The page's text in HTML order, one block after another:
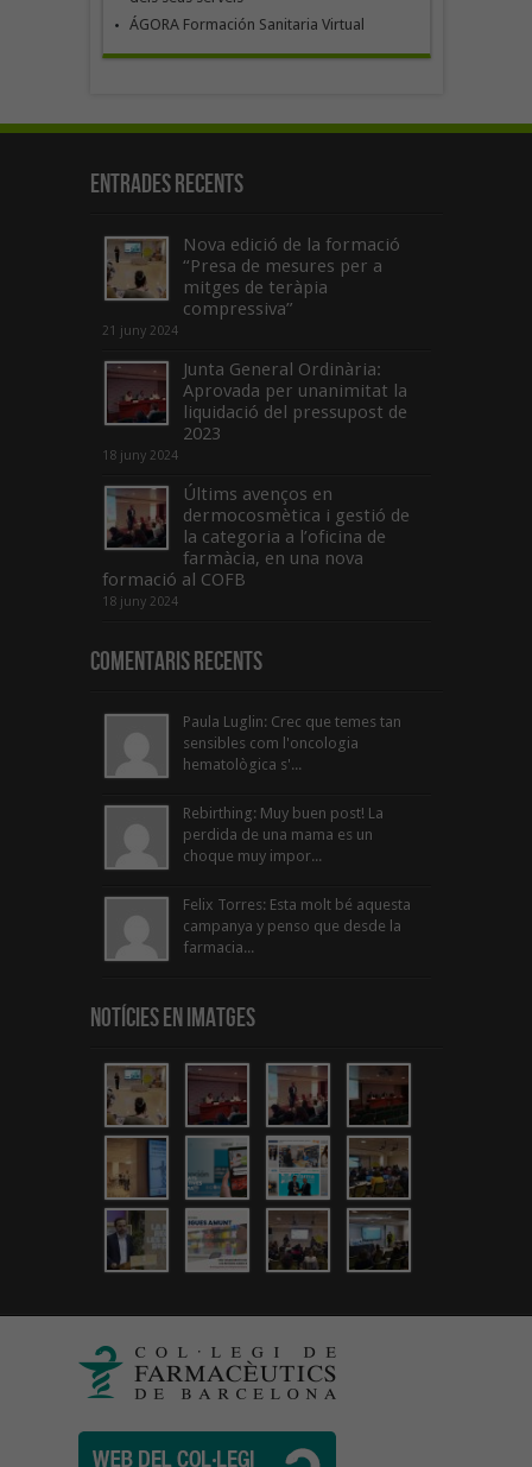
ÁGORA Formación Sanitaria Virtual
Entrades recents
Nova edició de la formació
“Presa de mesures per a
mitges de teràpia
compressiva”
21 juny 2024
Junta General Ordinària:
Aprovada per unanimitat la
liquidació del pressupost de
2023
18 juny 2024
Últims avenços en
dermocosmètica i gestió de
la categoria a l’oficina de
farmàcia, en una nova
formació al COFB
18 juny 2024
Comentaris Recents
Paula Luglin: Crec que temes tan
sensibles com l'oncologia
hematològica s'...
Rebirthing: Muy buen post! La
perdida de una mama es un
choque muy impor...
Felix Torres: Esta molt bé aquesta
campanya y penso que desde la
farmacia...
Notícies en Imatges